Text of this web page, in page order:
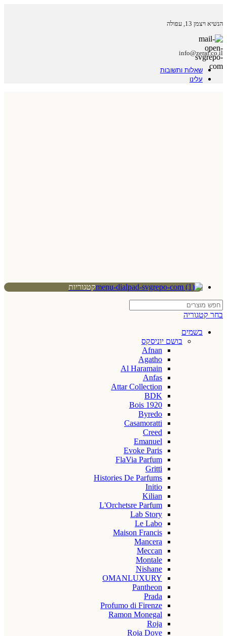
הנשיא ויצמן 13, עפולה
info@zeraf.co.il
שאלות ותשובות
עלינו
קטגוריות
בחר קטגוריה
בשמים
בושם יוניסקס
Afnan
Agatho
Al Haramain
Anfas
Attar Collection
BDK
Bois 1920
Byredo
Casamoratti
Creed
Emanuel
Evoke Paris
FlaVia Parfum
Gritti
Histories De Parfums
Initio
Kilian
L'Orchetsre Parfum
Lab Story
Le Labo
Maison Francis
Mancera
Meccan
Montale
Nishane
OMANLUXURY
Pantheon
Prada
Profumo di Firenze
Ramon Monegal
Roja
Roja Dove